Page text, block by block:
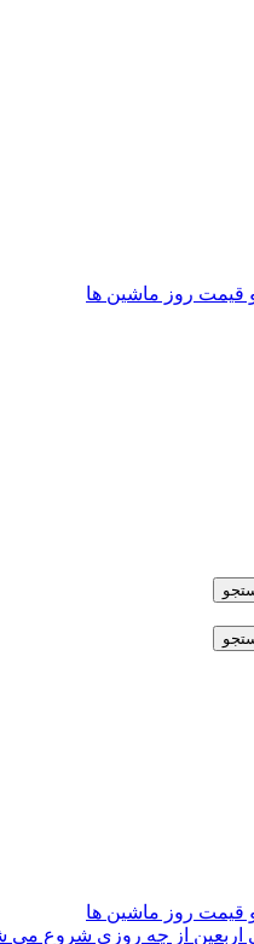
قیمت روز ماشین‌ ها
قیمت روز ماشین‌ ها